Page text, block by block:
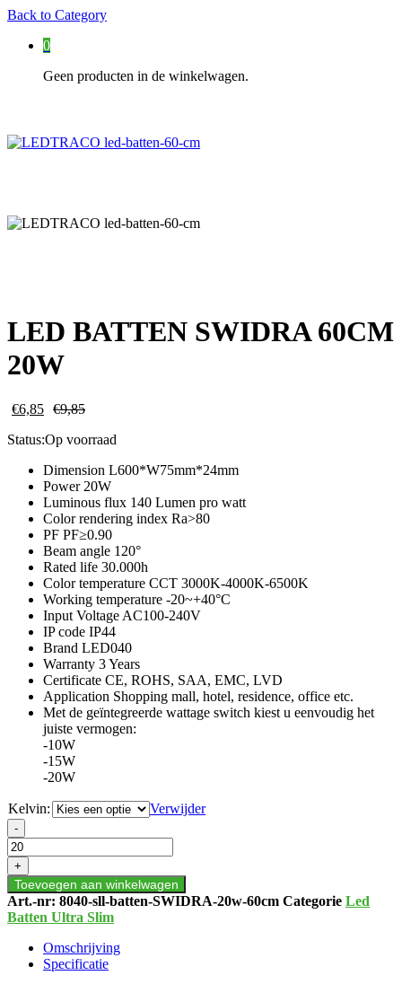
Back to Category
0
Geen producten in de winkelwagen.
LED BATTEN SWIDRA 60CM
20W
€6,85 €9,85
Status:Op voorraad
Dimension L600*W75mm*24mm
Power 20W
Luminous flux 140 Lumen pro watt
Color rendering index Ra>80
PF PF≥0.90
Beam angle 120°
Rated life 30.000h
Color temperature CCT 3000K-4000K-6500K
Working temperature -20~+40°C
Input Voltage AC100-240V
IP code IP44
Brand LED040
Warranty 3 Years
Certificate CE, ROHS, SAA, EMC, LVD
Application Shopping mall, hotel, residence, office etc.
Met de geïntegreerde wattage switch kiest u eenvoudig het
juiste vermogen:
-10W
-15W
-20W
Kelvin:
Verwijder
LED
BATTEN
SWIDRA
60CM
20W
aantal
-
+
Toevoegen aan winkelwagen
Art.-nr: 8040-sll-batten-SWIDRA-20w-60cm Categorie Led
Batten Ultra Slim
Omschrijving
Specificatie